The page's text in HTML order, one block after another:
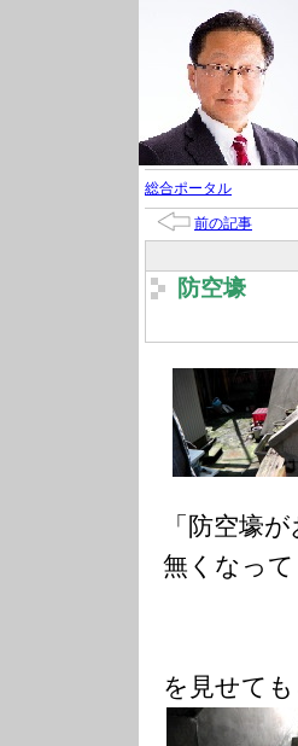
総合ポータル
前の記事
防空壕
「防空壕
無くなっ
を見せて